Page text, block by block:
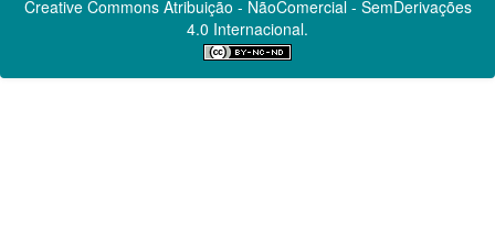
Creative CommonsAtribuição - NãoComercial - SemDerivações
4.0 Internacional.